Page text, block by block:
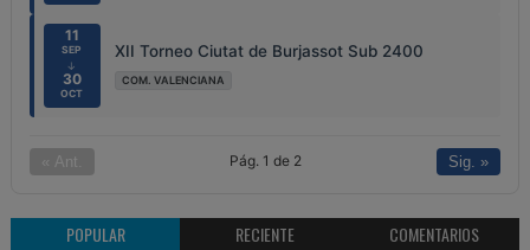
11
SEP
↓
30
OCT
XII Torneo Ciutat de Burjassot Sub 2400
COM. VALENCIANA
« Ant. Pág. 1 de 2 Sig. »
POPULAR RECIENTE COMENTARIOS